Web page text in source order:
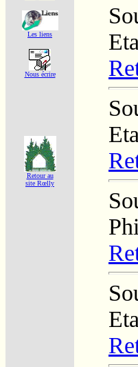
Les liens
Nous écrire
Retour au
site Rœlly